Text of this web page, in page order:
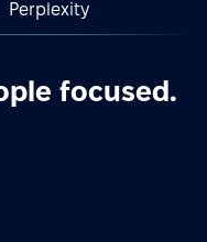
Perplexity
focused.